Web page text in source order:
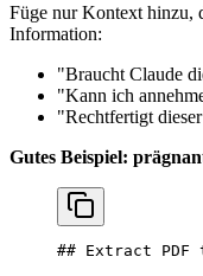
Füge nur Kontext hinzu,
Information:
"Braucht Claude
"Kann ich
"Rechtfertigt
Gutes Beispiel:
## Extract PDF